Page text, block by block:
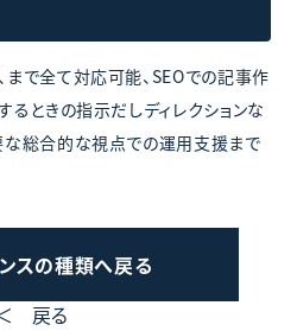
まで全て対応可能、SEOでの記事作
ときの指示だしディレクションな
な総合的な視点での運用支援まで
スの種類へ戻る
戻る